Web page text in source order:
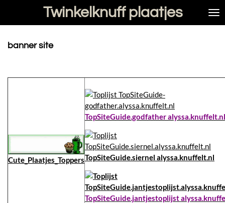
de
Twinkelknuff plaatjes
banner site
Cute_Plaatjes_Toppers
TopSiteGuide.godfather alyssa.knuffelt.nl
TopSiteGuide.siernel alyssa.knuffelt.nl
TopSiteGuide.jantjestoplijst